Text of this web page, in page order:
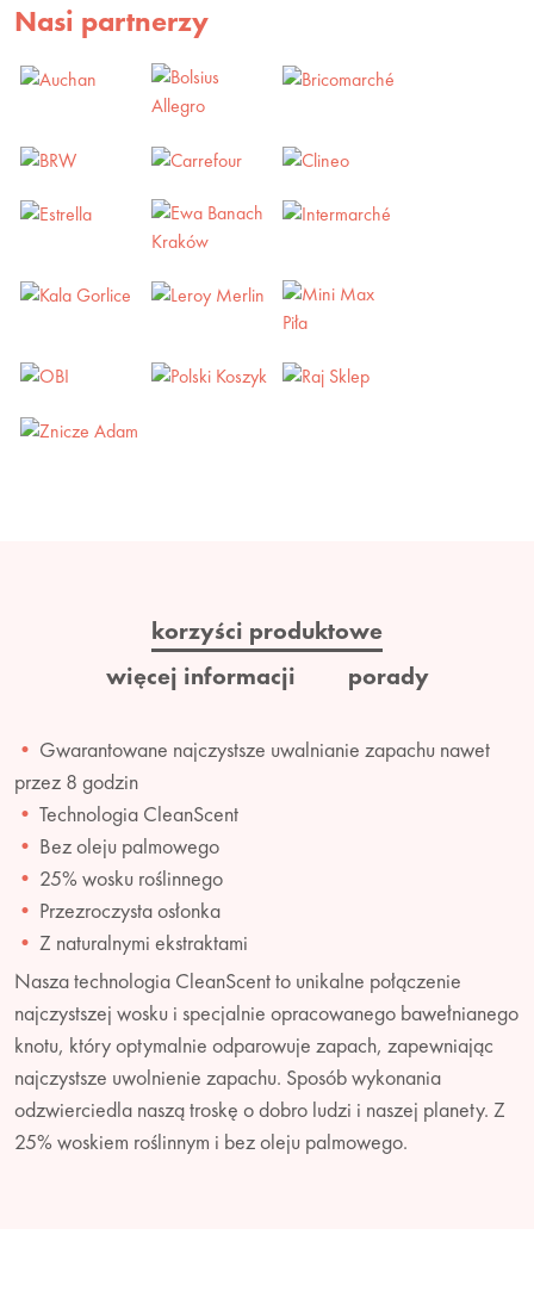
Nasi partnerzy
korzyści produktowe
więcej informacji
porady
Gwarantowane najczystsze uwalnianie zapachu nawet
przez 8 godzin
Technologia CleanScent
Bez oleju palmowego
25% wosku roślinnego
Przezroczysta osłonka
Z naturalnymi ekstraktami
Nasza technologia CleanScent to unikalne połączenie
najczystszej wosku i specjalnie opracowanego bawełnianego
knotu, który optymalnie odparowuje zapach, zapewniając
najczystsze uwolnienie zapachu. Sposób wykonania
odzwierciedla naszą troskę o dobro ludzi i naszej planety. Z
25% woskiem roślinnym i bez oleju palmowego.